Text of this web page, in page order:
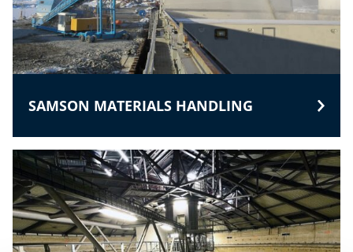
SAMSON MATERIALS HANDLING